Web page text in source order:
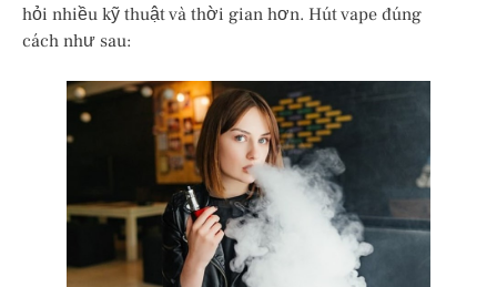
hỏi nhiều kỹ thuật và thời gian hơn. Hút vape đúng
cách như sau: